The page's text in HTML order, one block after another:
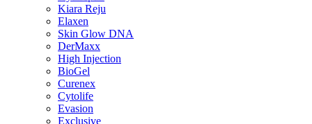
Kiara Reju
Elaxen
Skin Glow DNA
DerMaxx
High Injection
BioGel
Curenex
Cytolife
Evasion
Exclusive